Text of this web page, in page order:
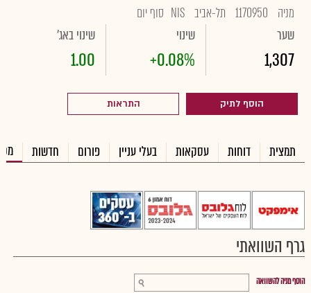
מניה
1170950 תל-אביב NIS סוף יום
שער
1,307
שינוי
+0.08%
שינוי באג'
1.00
הוסף לתיק התראות
תמצית דוחות עסקאות בעלי עניין פורום חדשות
גרף השוואתי
הוסף מניה להשוואה